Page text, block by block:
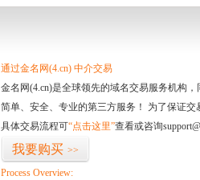
通过金名网(4.cn) 中介交易
金名网(4.cn)是全球领先的域名交易服务机构
简单、安全、专业的第三方服务！ 为了保证
具体交易流程可“点击这里”查看或咨询
我要购买 >>
Process Overview: